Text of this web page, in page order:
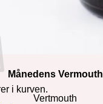
Månedens Vermouth
Vertmouth
i kurven.